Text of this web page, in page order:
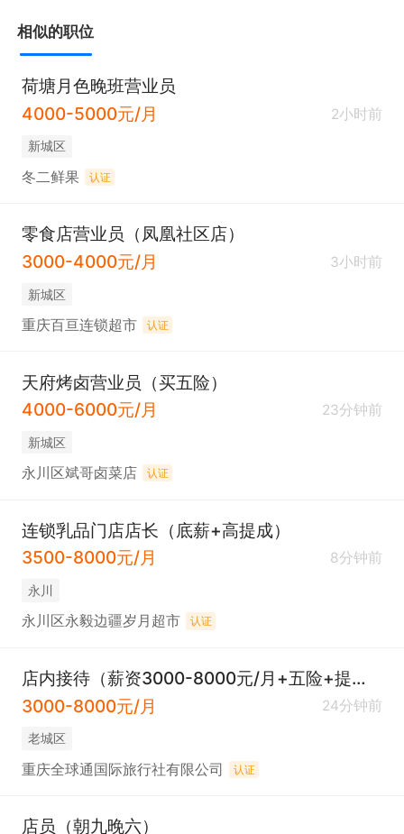
工作地点：
2. 兴龙苑农贸市场大门口天府烤卤
3. 红河小学南门天府烤卤
4. 巨宇江南西门天府烤卤店
5. 香缇时光 3 期天府烤卤店
相似的职位
荷塘月色晚班营业员
4000-5000元/月
2小时前
新城区
冬二鲜果 认证
零食店营业员（凤凰社区店）
3000-4000元/月
3小时前
新城区
重庆百亘连锁超市 认证
天府烤卤营业员（买五险）
4000-6000元/月
23分钟前
新城区
永川区斌哥卤菜店 认证
连锁乳品门店店长（底薪+高提成）
3500-8000元/月
8分钟前
永川
永川区永毅边疆岁月超市 认证
店内接待（薪资3000-8000元/月+五险+提成）
3000-8000元/月
24分钟前
老城区
重庆全球通国际旅行社有限公司 认证
店员（朝九晚六）